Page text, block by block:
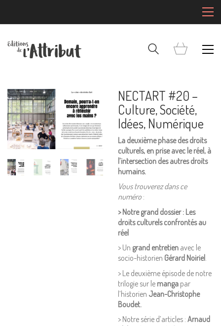
NECTART #20 –
Culture, Société,
Idées, Numérique
La deuxième phase des droits
culturels, en prise avec le réel, à
l’intersection des autres droits
humains.
Vous trouverez dans ce
numéro :
>Notre grand dossier : Les
droits culturels confrontés au
réel
> Un grand entretien avec le
socio-historien Gérard Noiriel.
> Le deuxième épisode de notre
trilogie sur le manga par
l’historien Jean-Christophe
Boudet.
> Notre série d’articles : Arnaud